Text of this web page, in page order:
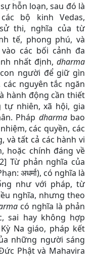
hỗn loạn, sau đó là
bộ kinh Vedas,
sử thi, nghĩa của từ
tế, phong phú, và
các bối cảnh đa
nhất định, dharma
người để giữ gìn
nguyên tắc ngăn
hành động cần thiết
nhiên, xã hội, gia
Pháp dharma bao
các quyền, các
và tất cả các hành vi
hoặc chính đáng về
Từ phản nghĩa của
अधर्मा), có nghĩa là
như với pháp, từ
nghĩa, nhưng theo
có nghĩa là phản
sai hay không hợp
Na giáo, pháp kết
những người sáng
Phật và Mahavira